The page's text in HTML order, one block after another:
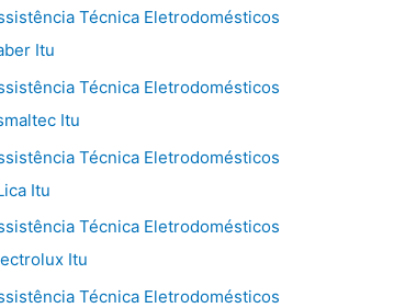
Técnica Eletrodomésticos
Itu
Técnica Eletrodomésticos
Itu
Técnica Eletrodomésticos
Itu
Técnica Eletrodomésticos
Itu
Técnica Eletrodomésticos